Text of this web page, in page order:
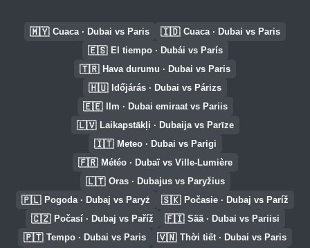
🇲🇾 Cuaca · Dubai vs Paris 🇮🇩 Cuaca · Dubai vs Paris
🇪🇸 El tiempo · Dubái vs París
🇹🇷 Hava durumu · Dubai vs Paris
🇭🇺 Időjárás · Dubai vs Párizs
🇪🇪 Ilm · Dubai emiraat vs Pariis
🇱🇻 Laikapstākļi · Dubaija vs Parīze
🇮🇹 Meteo · Dubai vs Parigi
🇫🇷 Météo · Dubaï vs Ville-Lumière
🇱🇹 Oras · Dubajus vs Paryžius
🇵🇱 Pogoda · Dubaj vs Paryż 🇸🇰 Počasie · Dubaj vs Paríž
🇨🇿 Počasí · Dubaj vs Paříž 🇫🇮 Sää · Dubai vs Pariisi
🇵🇹 Tempo · Dubai vs Paris 🇻🇳 Thời tiết · Dubai vs Paris